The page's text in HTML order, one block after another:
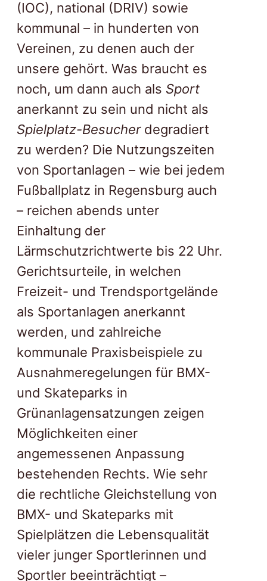
(IOC), national (DRIV) sowie
kommunal – in hunderten von
Vereinen, zu denen auch der
unsere gehört. Was braucht es
noch, um dann auch als Sport
anerkannt zu sein und nicht als
Spielplatz-Besucherdegradiert
zu werden? Die Nutzungszeiten
von Sportanlagen – wie bei jedem
Fußballplatz in Regensburg auch
– reichen abends unter
Einhaltung der
Lärmschutzrichtwerte bis 22 Uhr.
Gerichtsurteile, in welchen
Freizeit- und Trendsportgelände
als Sportanlagen anerkannt
werden, und zahlreiche
kommunale Praxisbeispiele zu
Ausnahmeregelungen für BMX-
und Skateparks in
Grünanlagensatzungen zeigen
Möglichkeiten einer
angemessenen Anpassung
bestehenden Rechts. Wie sehr
die rechtliche Gleichstellung von
BMX- und Skateparks mit
Spielplätzen die Lebensqualität
vieler junger Sportlerinnen und
Sportler beeinträchtigt –